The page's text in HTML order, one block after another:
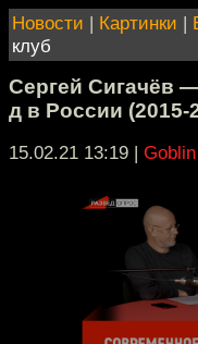
Новости | Картинки |
клуб
Сергей Сигачёв
д в России (2015-
15.02.21 13:19 | Goblin